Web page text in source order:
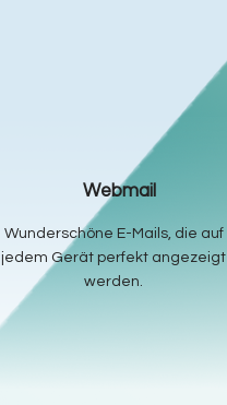
Webmail
Wunderschöne E-Mails, die auf
jedem Gerät perfekt angezeigt
werden.